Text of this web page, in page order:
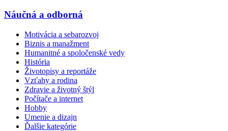
Náučná a odborná
Motivácia a sebarozvoj
Biznis a manažment
Humanitné a spoločenské vedy
História
Životopisy a reportáže
Vzťahy a rodina
Zdravie a životný štýl
Počítače a internet
Hobby
Umenie a dizajn
Ďalšie kategórie